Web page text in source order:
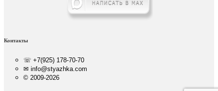
Контакты
☏ +7(925) 178-70-70
✉ info@styazhka.com
© 2009-2026